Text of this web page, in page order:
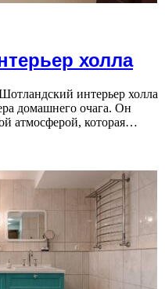
холла
интерьер холла
домашнего очага. Он
атмосферой, которая…